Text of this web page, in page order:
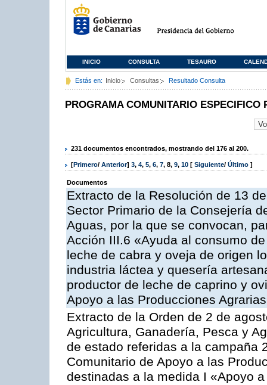
INICIO CONSULTA TESAURO
Estás en: Inicio Consultas Resultado Consulta
PROGRAMA COMUNITARIO ESPECIFICO
231 documentos encontrados, mostrando del 176 al 200.
[Primero/ Anterior] 3, 4, 5, 6, 7, 8, 9, 10 [ Siguiente/ Último ]
Documentos
Extracto de la Resolución de 13
Sector Primario de la Consejería
Aguas, por la que se convocan,
Acción III.6 «Ayuda al consumo
leche de cabra y oveja de origen
industria láctea y quesería
productor de leche de caprino y
Apoyo a las Producciones
Extracto de la Orden de 2 de
Agricultura, Ganadería, Pesca y
de estado referidas a la campaña
Comunitario de Apoyo a las
destinadas a la medida I «Apoyo